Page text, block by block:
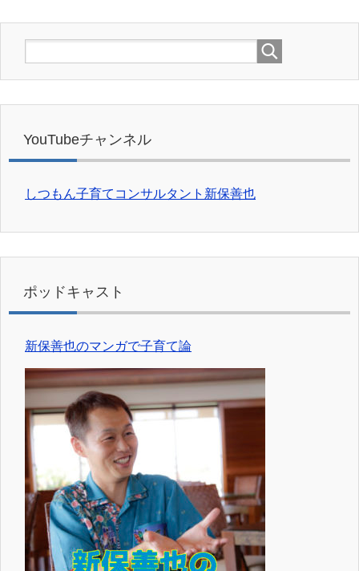
YouTubeチャンネル
しつもん子育てコンサルタント新保善也
ポッドキャスト
新保善也のマンガで子育て論